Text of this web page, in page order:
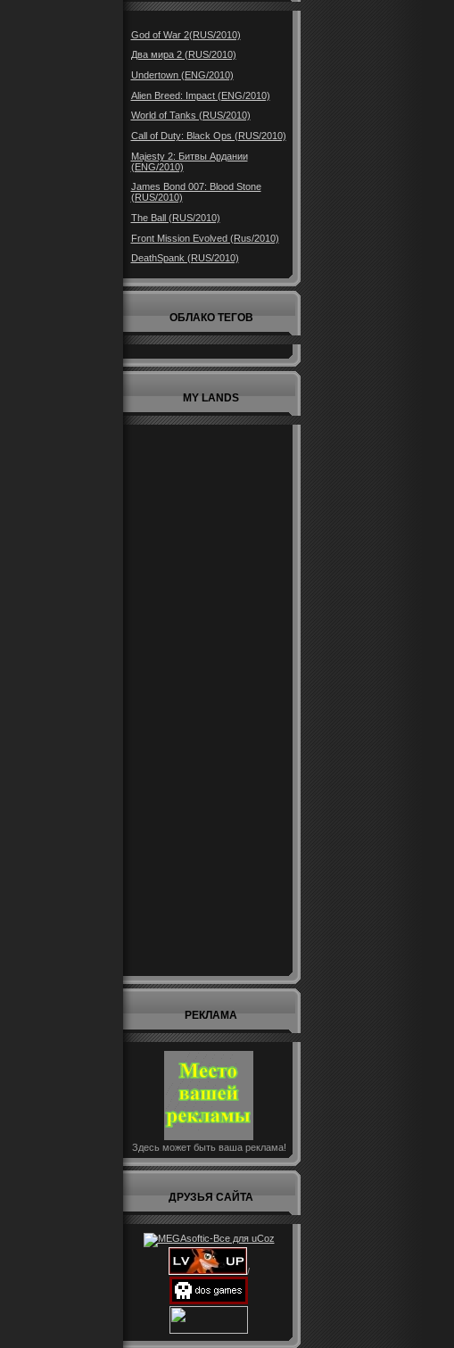
God of War 2(RUS/2010)
Два мира 2 (RUS/2010)
Undertown (ENG/2010)
Alien Breed: Impact (ENG/2010)
World of Tanks (RUS/2010)
Call of Duty: Black Ops (RUS/2010)
Majesty 2: Битвы Ардании
(ENG/2010)
James Bond 007: Blood Stone
(RUS/2010)
The Ball (RUS/2010)
Front Mission Evolved (Rus/2010)
DeathSpank (RUS/2010)
ОБЛАКО ТЕГОВ
MY LANDS
РЕКЛАМА
Здесь может быть ваша реклама!
ДРУЗЬЯ САЙТА
/